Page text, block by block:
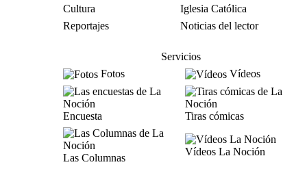
Cultura
Iglesia Católica
Reportajes
Noticias del lector
Servicios
Fotos
Vídeos
Encuesta Tiras cómicas
Las Columnas
Vídeos La Noción